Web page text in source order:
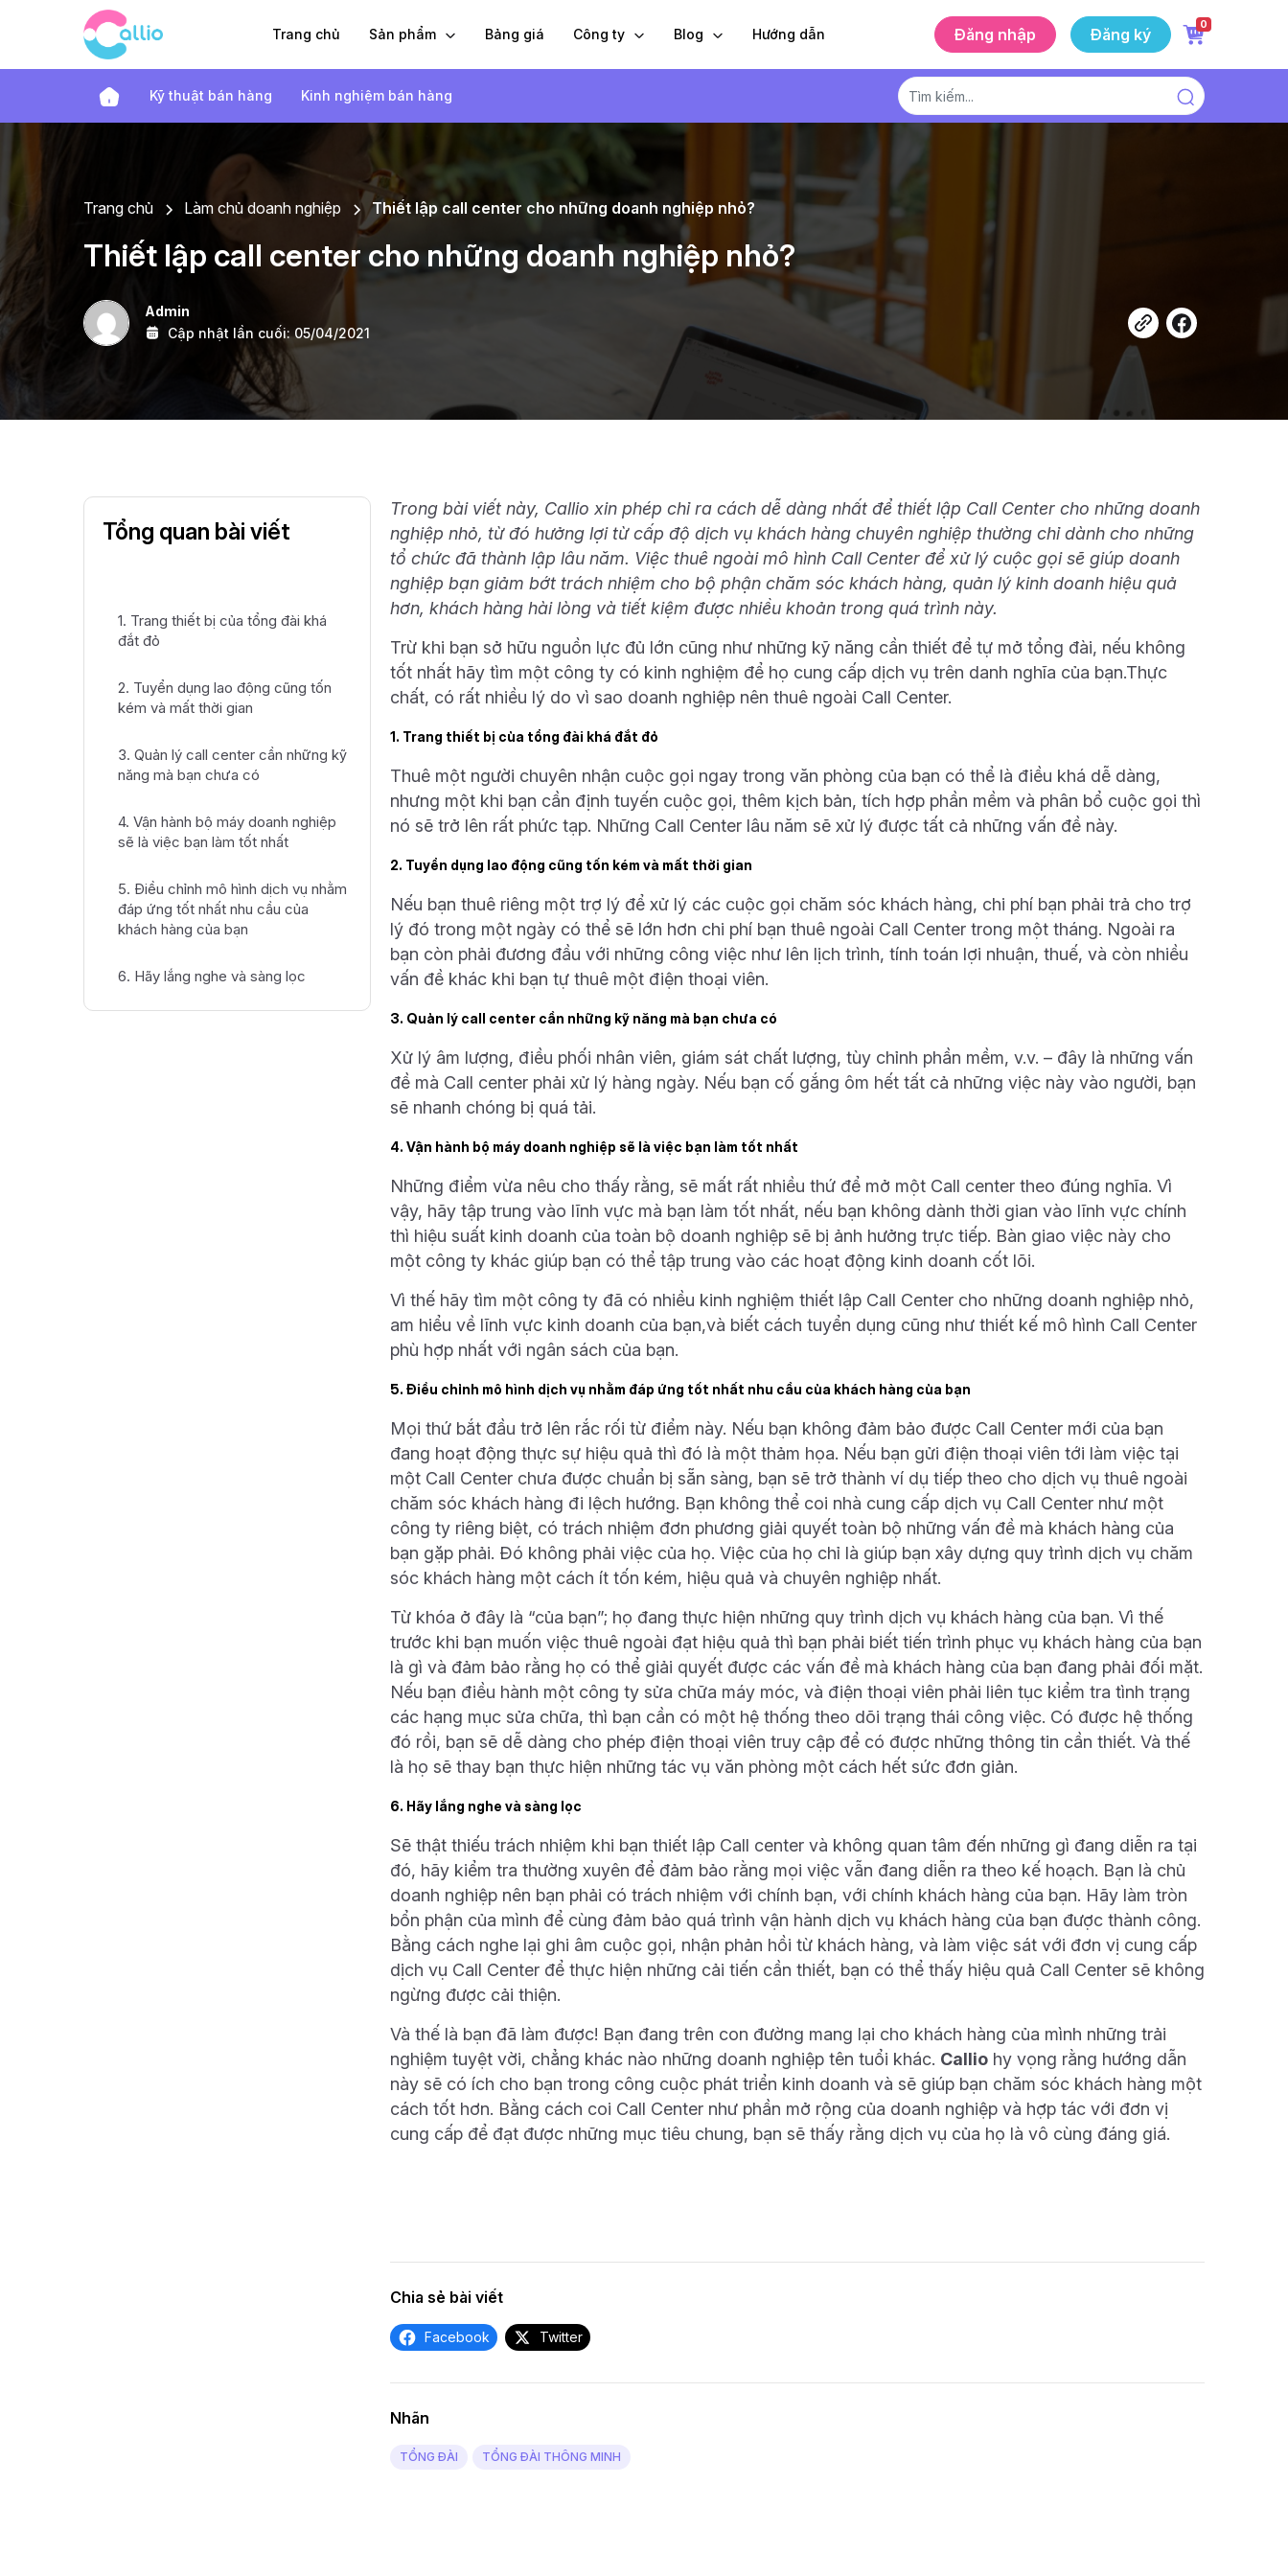
Trang chủ Sản phẩm Bảng giá Công ty Blog Hướng dẫn Đăng nhập Đăng ký
0
Kỹ thuật bán hàng Kinh nghiệm bán hàng
Trang chủ Làm chủ doanh nghiệp Thiết lập call center cho những doanh nghiệp nhỏ?
Thiết lập call center cho những doanh nghiệp nhỏ?
Admin
Cập nhật lần cuối:05/04/2021
Tổng quan bài viết
1. Trang thiết bị của tổng đài khá
đắt đỏ
2. Tuyển dụng lao động cũng tốn
kém và mất thời gian
3. Quản lý call center cần những kỹ
năng mà bạn chưa có
4. Vận hành bộ máy doanh nghiệp
sẽ là việc bạn làm tốt nhất
5. Điều chỉnh mô hình dịch vụ nhằm
đáp ứng tốt nhất nhu cầu của
khách hàng của bạn
6. Hãy lắng nghe và sàng lọc
Trong bài viết này, Callio xin phép chỉ ra cách dễ dàng nhất để thiết lập Call Center cho những doanh
nghiệp nhỏ, từ đó hưởng lợi từ cấp độ dịch vụ khách hàng chuyên nghiệp thường chỉ dành cho những
tổ chức đã thành lập lâu năm. Việc thuê ngoài mô hình Call Center để xử lý cuộc gọi sẽ giúp doanh
nghiệp bạn giảm bớt trách nhiệm cho bộ phận chăm sóc khách hàng, quản lý kinh doanh hiệu quả
hơn, khách hàng hài lòng và tiết kiệm được nhiều khoản trong quá trình này.
Trừ khi bạn sở hữu nguồn lực đủ lớn cũng như những kỹ năng cần thiết để tự mở tổng đài, nếu không
tốt nhất hãy tìm một công ty có kinh nghiệm để họ cung cấp dịch vụ trên danh nghĩa của bạn.Thực
chất, có rất nhiều lý do vì sao doanh nghiệp nên thuê ngoài Call Center.
1. Trang thiết bị của tổng đài khá đắt đỏ
Thuê một người chuyên nhận cuộc gọi ngay trong văn phòng của bạn có thể là điều khá dễ dàng,
nhưng một khi bạn cần định tuyến cuộc gọi, thêm kịch bản, tích hợp phần mềm và phân bổ cuộc gọi thì
nó sẽ trở lên rất phức tạp. Những Call Center lâu năm sẽ xử lý được tất cả những vấn đề này.
2. Tuyển dụng lao động cũng tốn kém và mất thời gian
Nếu bạn thuê riêng một trợ lý để xử lý các cuộc gọi chăm sóc khách hàng, chi phí bạn phải trả cho trợ
lý đó trong một ngày có thể sẽ lớn hơn chi phí bạn thuê ngoài Call Center trong một tháng. Ngoài ra
bạn còn phải đương đầu với những công việc như lên lịch trình, tính toán lợi nhuận, thuế, và còn nhiều
vấn đề khác khi bạn tự thuê một điện thoại viên.
3. Quản lý call center cần những kỹ năng mà bạn chưa có
Xử lý âm lượng, điều phối nhân viên, giám sát chất lượng, tùy chỉnh phần mềm, v.v. – đây là những vấn
đề mà Call center phải xử lý hàng ngày. Nếu bạn cố gắng ôm hết tất cả những việc này vào người, bạn
sẽ nhanh chóng bị quá tải.
4. Vận hành bộ máy doanh nghiệp sẽ là việc bạn làm tốt nhất
Những điểm vừa nêu cho thấy rằng, sẽ mất rất nhiều thứ để mở một Call center theo đúng nghĩa. Vì
vậy, hãy tập trung vào lĩnh vực mà bạn làm tốt nhất, nếu bạn không dành thời gian vào lĩnh vực chính
thì hiệu suất kinh doanh của toàn bộ doanh nghiệp sẽ bị ảnh hưởng trực tiếp. Bàn giao việc này cho
một công ty khác giúp bạn có thể tập trung vào các hoạt động kinh doanh cốt lõi.
Vì thế hãy tìm một công ty đã có nhiều kinh nghiệm thiết lập Call Center cho những doanh nghiệp nhỏ,
am hiểu về lĩnh vực kinh doanh của bạn,và biết cách tuyển dụng cũng như thiết kế mô hình Call Center
phù hợp nhất với ngân sách của bạn.
5. Điều chỉnh mô hình dịch vụ nhằm đáp ứng tốt nhất nhu cầu của khách hàng của bạn
Mọi thứ bắt đầu trở lên rắc rối từ điểm này. Nếu bạn không đảm bảo được Call Center mới của bạn
đang hoạt động thực sự hiệu quả thì đó là một thảm họa. Nếu bạn gửi điện thoại viên tới làm việc tại
một Call Center chưa được chuẩn bị sẵn sàng, bạn sẽ trở thành ví dụ tiếp theo cho dịch vụ thuê ngoài
chăm sóc khách hàng đi lệch hướng. Bạn không thể coi nhà cung cấp dịch vụ Call Center như một
công ty riêng biệt, có trách nhiệm đơn phương giải quyết toàn bộ những vấn đề mà khách hàng của
bạn gặp phải. Đó không phải việc của họ. Việc của họ chỉ là giúp bạn xây dựng quy trình dịch vụ chăm
sóc khách hàng một cách ít tốn kém, hiệu quả và chuyên nghiệp nhất.
Từ khóa ở đây là “của bạn”; họ đang thực hiện những quy trình dịch vụ khách hàng của bạn. Vì thế
trước khi bạn muốn việc thuê ngoài đạt hiệu quả thì bạn phải biết tiến trình phục vụ khách hàng của bạn
là gì và đảm bảo rằng họ có thể giải quyết được các vấn đề mà khách hàng của bạn đang phải đối mặt.
Nếu bạn điều hành một công ty sửa chữa máy móc, và điện thoại viên phải liên tục kiểm tra tình trạng
các hạng mục sửa chữa, thì bạn cần có một hệ thống theo dõi trạng thái công việc. Có được hệ thống
đó rồi, bạn sẽ dễ dàng cho phép điện thoại viên truy cập để có được những thông tin cần thiết. Và thế
là họ sẽ thay bạn thực hiện những tác vụ văn phòng một cách hết sức đơn giản.
6. Hãy lắng nghe và sàng lọc
Sẽ thật thiếu trách nhiệm khi bạn thiết lập Call center và không quan tâm đến những gì đang diễn ra tại
đó, hãy kiểm tra thường xuyên để đảm bảo rằng mọi việc vẫn đang diễn ra theo kế hoạch. Bạn là chủ
doanh nghiệp nên bạn phải có trách nhiệm với chính bạn, với chính khách hàng của bạn. Hãy làm tròn
bổn phận của mình để cùng đảm bảo quá trình vận hành dịch vụ khách hàng của bạn được thành công.
Bằng cách nghe lại ghi âm cuộc gọi, nhận phản hồi từ khách hàng, và làm việc sát với đơn vị cung cấp
dịch vụ Call Center để thực hiện những cải tiến cần thiết, bạn có thể thấy hiệu quả Call Center sẽ không
ngừng được cải thiện.
Và thế là bạn đã làm được! Bạn đang trên con đường mang lại cho khách hàng của mình những trải
nghiệm tuyệt vời, chẳng khác nào những doanh nghiệp tên tuổi khác. Callio hy vọng rằng hướng dẫn
này sẽ có ích cho bạn trong công cuộc phát triển kinh doanh và sẽ giúp bạn chăm sóc khách hàng một
cách tốt hơn. Bằng cách coi Call Center như phần mở rộng của doanh nghiệp và hợp tác với đơn vị
cung cấp để đạt được những mục tiêu chung, bạn sẽ thấy rằng dịch vụ của họ là vô cùng đáng giá.
Chia sẻ bài viết
Facebook Twitter
Nhãn
TỔNG ĐÀI TỔNG ĐÀI THÔNG MINH